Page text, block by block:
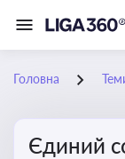
Головна
Єдиний